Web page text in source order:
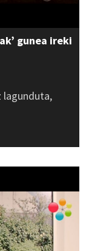
gunea ireki
lagunduta,